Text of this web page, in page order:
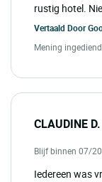
rustig hotel.
Vertaald Door
Mening
CLAUDINE D.
Blijf binnen 07/
Iedereen was